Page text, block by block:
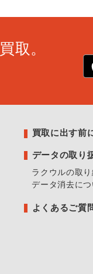
取。
買取に出す前
データの取り
ラクウルの取
データ消去につ
よくあるご質